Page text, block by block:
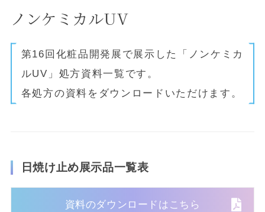
ノンケミカルUV
第16回化粧品開発展で展示した「ノンケミカ
ルUV」処方資料一覧です。
各処方の資料をダウンロードいただけます。
日焼け止め展示品一覧表
資料のダウンロードはこちら